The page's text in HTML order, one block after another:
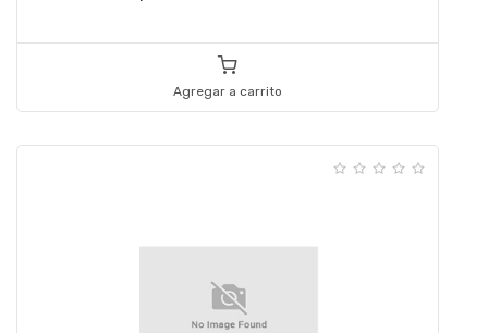
Agregar a carrito